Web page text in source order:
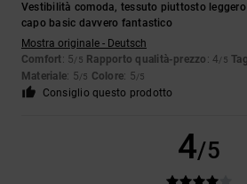
Vestibilità comoda, tessuto piuttosto
capo basic davvero fantastico
Mostra originale - Deutsch
Comfort: 5/5 Rapporto qualità-prezzo : 4/5
Materiale: 5/5 Colore: 5/5
Consiglio questo prodotto
4/5